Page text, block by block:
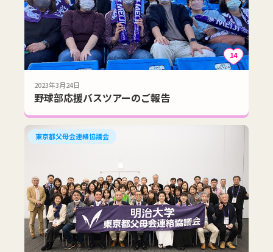
14
2023年3月24日
野球部応援バスツアーのご報告
東京都父母会連絡協議会